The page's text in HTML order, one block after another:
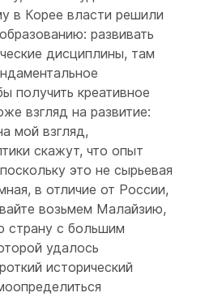
в Корее власти решили
развивать
дисциплины, там
получить креативное
взгляд на развитие:
мой взгляд,
скажут, что опыт
это не сырьевая
в отличие от России,
возьмем Малайзию,
страну с большим
удалось
исторический